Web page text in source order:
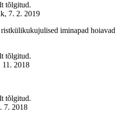
tõlgitud.
, 7. 2. 2019
iminapad hoiavad
tõlgitud.
11. 2018
tõlgitud.
7. 2018